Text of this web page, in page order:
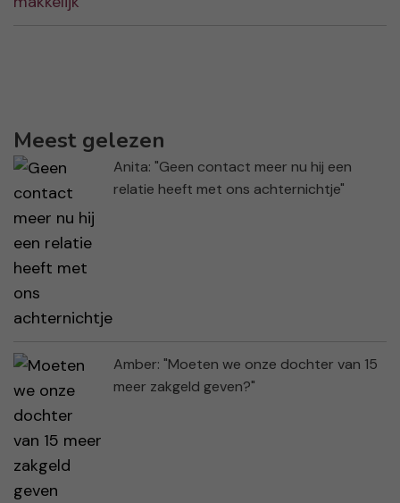
Meest gelezen
Anita: "Geen contact meer nu hij een
relatie heeft met ons achternichtje"
Amber: "Moeten we onze dochter van 15
meer zakgeld geven?"